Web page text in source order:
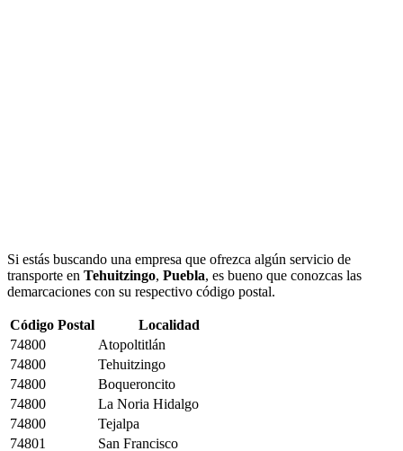
Si estás buscando una empresa que ofrezca algún servicio de
transporte en Tehuitzingo, Puebla, es bueno que conozcas las
demarcaciones con su respectivo código postal.
Código Postal
Localidad
74800
Atopoltitlán
74800
Tehuitzingo
74800
Boqueroncito
74800
La Noria Hidalgo
74800
Tejalpa
74801
San Francisco